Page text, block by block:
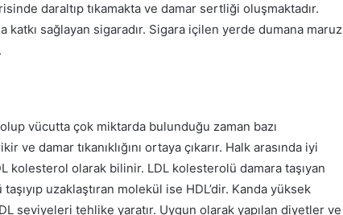
daraltıp tıkamakta ve damar sertliği oluşmaktadır.
katkı sağlayan sigaradır. Sigara içilen yerde dumana maruz
vücutta çok miktarda bulunduğu zaman bazı
ve damar tıkanıklığını ortaya çıkarır. Halk arasında iyi
kolesterol olarak bilinir. LDL kolesterolü damara taşıyan
uzaklaştıran molekül ise HDL’dir. Kanda yüksek
seviyeleri tehlike yaratır. Uygun olarak yapılan diyetler ve